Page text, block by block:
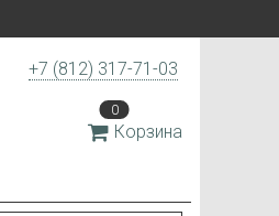
+7 (812) 317-71-03
0
Корзина